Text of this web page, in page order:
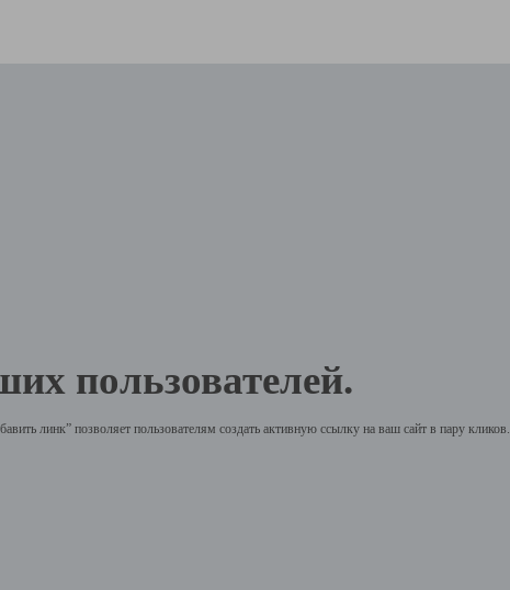
пользователей.
линк” позволяет пользователям создать активную ссылку на ваш сайт в пару кликов.